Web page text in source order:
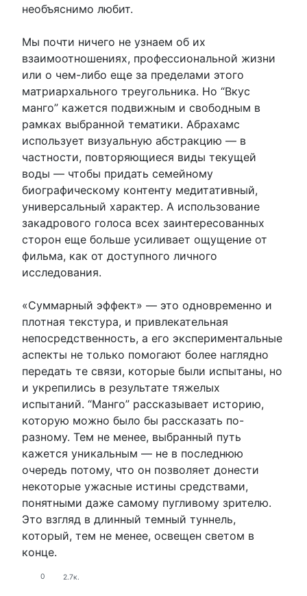
необъяснимо любит.
Мы почти ничего не узнаем об их
взаимоотношениях, профессиональной жизни
или о чем-либо еще за пределами этого
матриархального треугольника. Но “Вкус
манго” кажется подвижным и свободным в
рамках выбранной тематики. Абрахамс
использует визуальную абстракцию — в
частности, повторяющиеся виды текущей
воды — чтобы придать семейному
биографическому контенту медитативный,
универсальный характер. А использование
закадрового голоса всех заинтересованных
сторон еще больше усиливает ощущение от
фильма, как от доступного личного
исследования.
«Суммарный эффект» — это одновременно и
плотная текстура, и привлекательная
непосредственность, а его экспериментальные
аспекты не только помогают более наглядно
передать те связи, которые были испытаны, но
и укрепились в результате тяжелых
испытаний. “Манго” рассказывает историю,
которую можно было бы рассказать по-
разному. Тем не менее, выбранный путь
кажется уникальным — не в последнюю
очередь потому, что он позволяет донести
некоторые ужасные истины средствами,
понятными даже самому пугливому зрителю.
Это взгляд в длинный темный туннель,
который, тем не менее, освещен светом в
конце.
0 2.7к.